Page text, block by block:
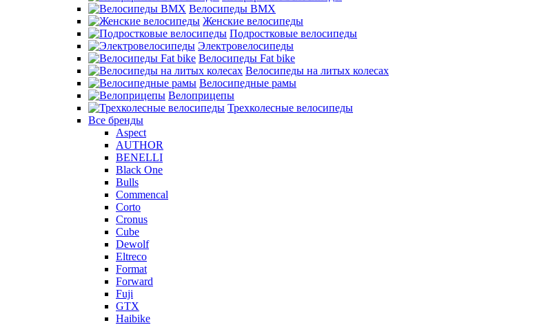
Велосипеды BMX
Женские велосипеды
Подростковые велосипеды
Электровелосипеды
Велосипеды Fat bike
Велосипеды на литых колесах
Велосипедные рамы
Велоприцепы
Трехколесные велосипеды
Все бренды
Aspect
AUTHOR
BENELLI
Black One
Bulls
Commencal
Corto
Cronus
Cube
Dewolf
Eltreco
Format
Forward
Fuji
GTX
Haibike